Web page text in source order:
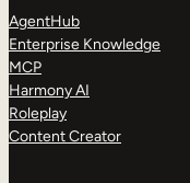
AgentHub
Enterprise Knowledge
MCP
Harmony AI
Roleplay
Content Creator